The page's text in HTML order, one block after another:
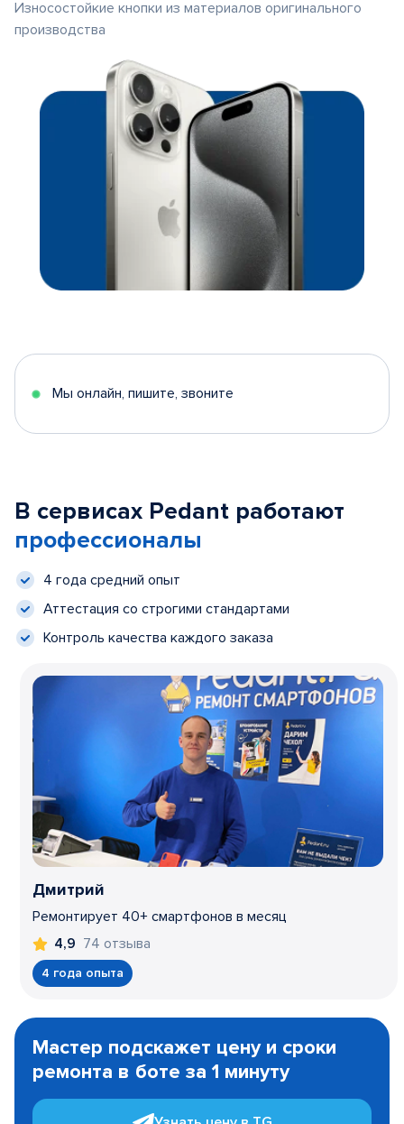
Износостойкие кнопки из материалов оригинального
производства
Мы онлайн, пишите, звоните
В сервисах Pedant работают
профессионалы
4 года средний опыт
Аттестация со строгими стандартами
Контроль качества каждого заказа
Дмитрий
Ремонтирует 40+ смартфонов в месяц
4,9 74 отзыва
4 года опыта
1
Мастер подскажет цену и сроки
ремонта в боте за 1 минуту